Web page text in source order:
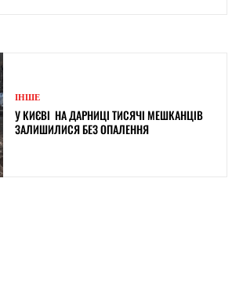
ІНШЕ
У КИЄВІ НА ДАРНИЦІ ТИСЯЧІ МЕШКАНЦІВ
ЗАЛИШИЛИСЯ БЕЗ ОПАЛЕННЯ